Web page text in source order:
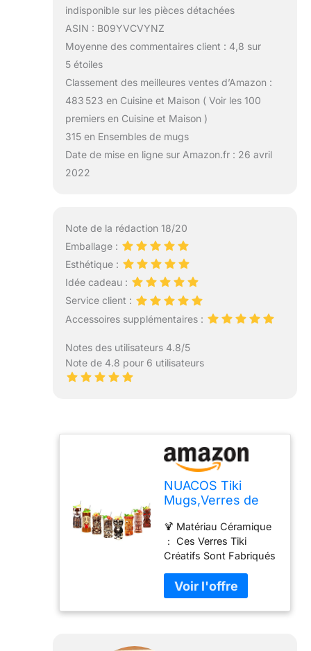
indisponible sur les pièces détachées
ASIN : B09YVCVYNZ
Moyenne des commentaires client : 4,8 sur
5 étoiles
Classement des meilleures ventes d’Amazon :
483 523 en Cuisine et Maison ( Voir les 100
premiers en Cuisine et Maison )
315 en Ensembles de mugs
Date de mise en ligne sur Amazon.fr : 26 avril
2022
Note de la rédaction 18/20
Emballage :
Esthétique :
Idée cadeau :
Service client :
Accessoires supplémentaires :
Notes des utilisateurs 4.8/5
Note de 4.8 pour 6 utilisateurs
NUACOS Tiki
Mugs,Verres de
cocktail Ensemble
de 8,Bar
Accessories,pour
décoration de fête
exotique
🍹 Matériau Céramique
： Ces Verres Tiki
Créatifs Sont Fabriqués
La Main Et Peints À La
Main. Ils sont
incroyables et une